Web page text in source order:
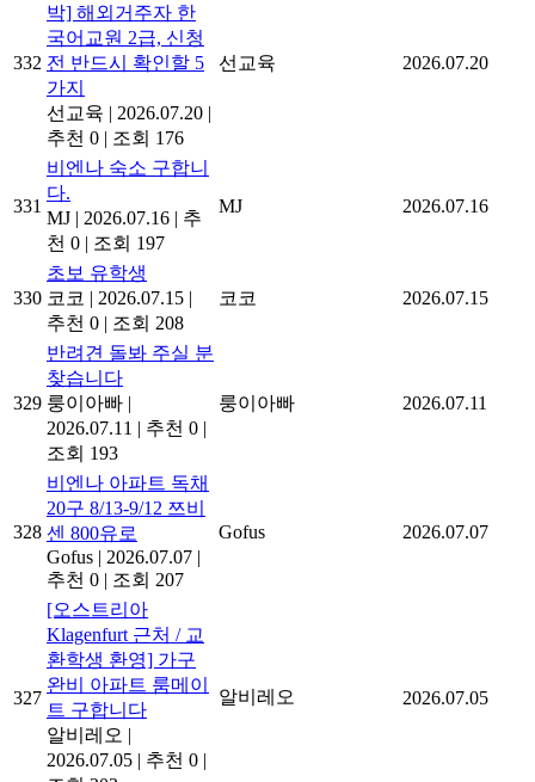
332
박] 해외거주자 한
국어교원 2급, 신청
전 반드시 확인할 5
가지
선교육 | 2026.07.20 |
추천 0 | 조회 176
선교육 2026.07.20
331
비엔나 숙소 구합니
다.
MJ | 2026.07.16 | 추
천 0 | 조회 197
MJ 2026.07.16
330
초보 유학생
코코 | 2026.07.15 |
추천 0 | 조회 208
코코 2026.07.15
329
반려견 돌봐 주실 분
찾습니다
룽이아빠 |
2026.07.11 | 추천 0 |
조회 193
룽이아빠 2026.07.11
328
비엔나 아파트 독채
20구 8/13-9/12 쯔비
센 800유로
Gofus | 2026.07.07 |
추천 0 | 조회 207
Gofus 2026.07.07
327
[오스트리아
Klagenfurt 근처 / 교
환학생 환영] 가구
완비 아파트 룸메이
트 구합니다
알비레오 |
2026.07.05 | 추천 0 |
알비레오 2026.07.05